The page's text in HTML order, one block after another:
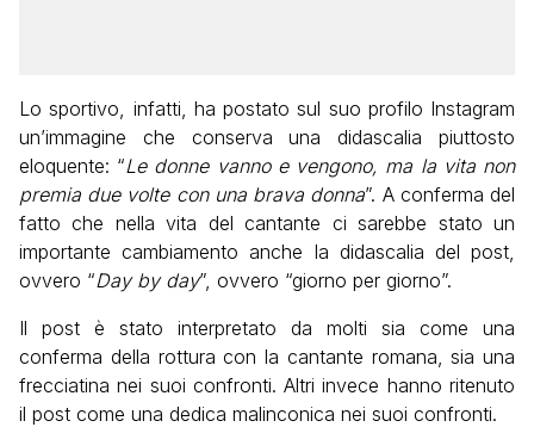
Lo sportivo, infatti, ha postato sul suo profilo Instagram
un’immagine che conserva una didascalia piuttosto
eloquente: “Le donne vanno e vengono, ma la vita non
premia due volte con una brava donna”. A conferma del
fatto che nella vita del cantante ci sarebbe stato un
importante cambiamento anche la didascalia del post,
ovvero “Day by day”, ovvero “giorno per giorno”.
Il post è stato interpretato da molti sia come una
conferma della rottura con la cantante romana, sia una
frecciatina nei suoi confronti. Altri invece hanno ritenuto
il post come una dedica malinconica nei suoi confronti.